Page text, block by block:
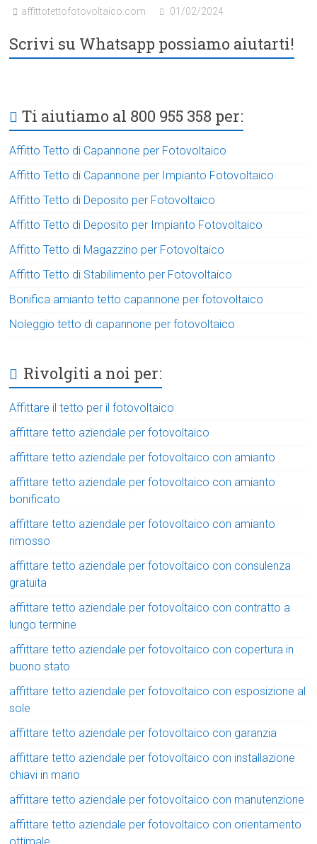
affittotettofotovoltaico.com 01/02/2024
Scrivi su Whatsapp possiamo aiutarti!
Ti aiutiamo al 800 955 358 per:
Affitto Tetto di Capannone per Fotovoltaico
Affitto Tetto di Capannone per Impianto Fotovoltaico
Affitto Tetto di Deposito per Fotovoltaico
Affitto Tetto di Deposito per Impianto Fotovoltaico
Affitto Tetto di Magazzino per Fotovoltaico
Affitto Tetto di Stabilimento per Fotovoltaico
Bonifica amianto tetto capannone per fotovoltaico
Noleggio tetto di capannone per fotovoltaico
Rivolgiti a noi per:
Affittare il tetto per il fotovoltaico
affittare tetto aziendale per fotovoltaico
affittare tetto aziendale per fotovoltaico con amianto
affittare tetto aziendale per fotovoltaico con amianto
bonificato
affittare tetto aziendale per fotovoltaico con amianto
rimosso
affittare tetto aziendale per fotovoltaico con consulenza
gratuita
affittare tetto aziendale per fotovoltaico con contratto a
lungo termine
affittare tetto aziendale per fotovoltaico con copertura in
buono stato
affittare tetto aziendale per fotovoltaico con esposizione al
sole
affittare tetto aziendale per fotovoltaico con garanzia
affittare tetto aziendale per fotovoltaico con installazione
chiavi in mano
affittare tetto aziendale per fotovoltaico con manutenzione
affittare tetto aziendale per fotovoltaico con orientamento